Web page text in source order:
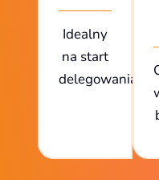
Idealny
na start
delegowania